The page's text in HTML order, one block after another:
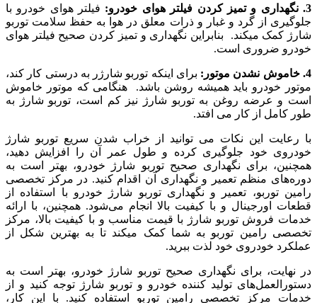
3. نگهداری و تمیز کردن فیلتر هوای خودرو:
فیلتر هوای خودرو با
جلوگیری از گرد و غبار و ذرات معلق در هوا به حفظ سلامت توربو
شارژ کمک میکند. بنابراین نگهداری و تمیز کردن صحیح فیلتر هوای
خودرو ضروری است.
4. خاموش نشدن موتور:
برای اینکه توربو شارژر به درستی کار کند،
موتور خودرو باید همیشه روشن باشد. هنگامی که موتور خاموش
است و عرضه روغن به توربو شارژ نیز کم است، توربو شارژ به
طور کامل از کار می افتد.
با رعایت این نکات می توانید از خراب شدن سریع توربو شارژ
خودروی خود جلوگیری کرده و طول عمر آن را افزایش دهید،
همچنین، برای نگهداری صحیح توربو شارژ خودرو، بهتر است به
دوره‌های منظم تعمیر و نگهداری آن اقدام کنید. در مرکز تخصصی
رامین توربو، تعمیر و نگهداری توربو شارژ خودرو با استفاده از
قطعات اورجینال و با کیفیت بالا انجام می‌شود. همچنین، با ارائه
خدمات فروش توربو شارژ با قیمت مناسب و با کیفیت بالا، مرکز
تخصصی رامین توربو به شما کمک میکند تا به بهترین شکل از
عملکرد خودروی خود لذت ببرید.
در نهایت، برای نگهداری صحیح توربو شارژ خودرو، بهتر است به
دستورالعمل‌های تولید کننده خودرو و توربو شارژ توجه کنید و از
خدمات مرکز تخصصی رامین توربو استفاده کنید. با این کار،